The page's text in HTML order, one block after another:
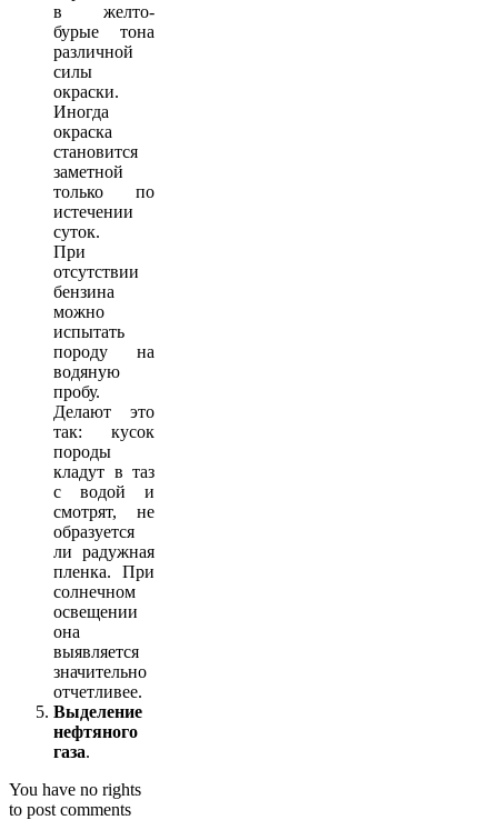
в желто-
бурые тона
различной
силы
окраски.
Иногда
окраска
становится
заметной
только по
истечении
суток.
При
отсутствии
бензина
можно
испытать
породу на
водяную
пробу.
Делают это
так: кусок
породы
кладут в таз
с водой и
смотрят, не
образуется
ли радужная
пленка. При
солнечном
освещении
она
выявляется
значительно
отчетливее.
Выделение
нефтяного
газа.
You have no rights
to post comments